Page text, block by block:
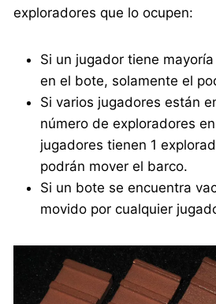
exploradores que lo ocupen:
Si un jugador tiene
en el bote, solamente el
Si varios jugadores están
número de exploradores
jugadores tienen 1
podrán mover el barco.
Si un bote se encuentra
movido por cualquier